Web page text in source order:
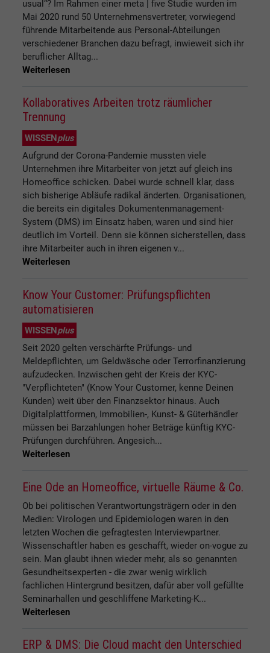
usual“? Im Rahmen einer meta | five Studie wurden im
Mai 2020 rund 50 Unternehmensvertreter, vorwiegend
führende Mitarbeitende aus Personal-Abteilungen
verschiedener Branchen dazu befragt, inwieweit sich ihr
beruflicher Alltag...
Weiterlesen
Kollaboratives Arbeiten trotz räumlicher
Trennung
WISSEN plus
Aufgrund der Corona-Pandemie mussten viele
Unternehmen ihre Mitarbeiter von jetzt auf gleich ins
Homeoffice schicken. Dabei wurde schnell klar, dass
sich bisherige Abläufe radikal änderten. Organisationen,
die bereits ein digitales Dokumentenmanagement-
System (DMS) im Einsatz haben, waren und sind hier
deutlich im Vorteil. Denn sie können sicherstellen, dass
ihre Mitarbeiter auch in ihren eigenen v...
Weiterlesen
Know Your Customer: Prüfungspflichten
automatisieren
WISSENplus
Seit 2020 gelten verschärfte Prüfungs- und
Meldepflichten, um Geldwäsche oder Terrorfinanzierung
aufzudecken. Inzwischen geht der Kreis der KYC-
"Verpflichteten" (Know Your Customer, kenne Deinen
Kunden) weit über den Finanzsektor hinaus. Auch
Digitalplattformen, Immobilien-, Kunst- & Güterhändler
müssen bei Barzahlungen hoher Beträge künftig KYC-
Prüfungen durchführen. Angesich...
Weiterlesen
Eine Ode an Homeoffice, virtuelle Räume & Co.
Ob bei politischen Verantwortungsträgern oder in den
Medien: Virologen und Epidemiologen waren in den
letzten Wochen die gefragtesten Interviewpartner.
Wissenschaftler haben es geschafft, wieder on-vogue zu
sein. Man glaubt ihnen wieder mehr, als so genannten
Gesundheitsexperten - die zwar wenig wirklich
fachlichen Hintergrund besitzen, dafür aber voll gefüllte
Seminarhallen und geschliffene Marketing-K...
Weiterlesen
ERP & DMS: Die Cloud macht den Unterschied